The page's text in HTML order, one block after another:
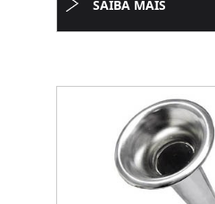
SAIBA MAIS